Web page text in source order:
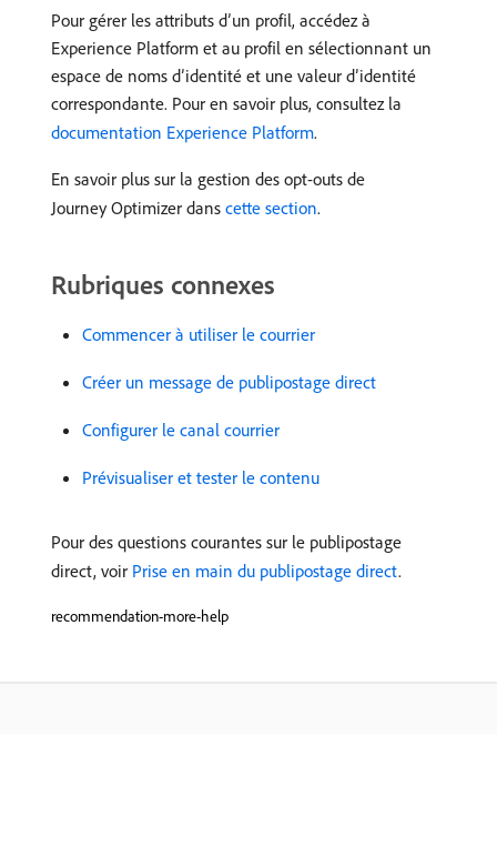
Pour gérer les attributs d’un profil, accédez à
Experience Platform et au profil en sélectionnant un
espace de noms d’identité et une valeur d’identité
correspondante. Pour en savoir plus, consultez la
documentation Experience Platform.
En savoir plus sur la gestion des opt-outs de
Journey Optimizer dans cette section.
Rubriques connexes
Commencer à utiliser le courrier
Créer un message de publipostage direct
Configurer le canal courrier
Prévisualiser et tester le contenu
Pour des questions courantes sur le publipostage
direct, voir Prise en main du publipostage direct.
recommendation-more-help